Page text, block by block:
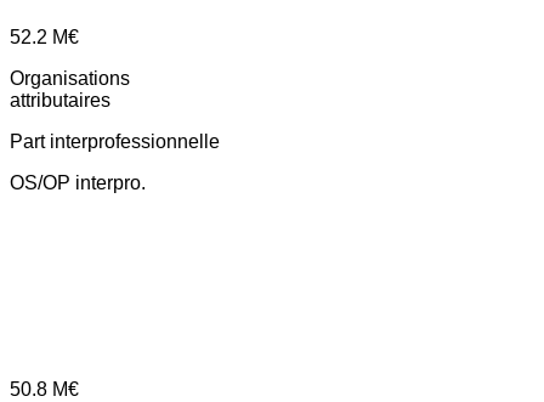
52.2 M€
Organisations
attributaires
Part interprofessionnelle
OS/OP interpro.
50.8 M€